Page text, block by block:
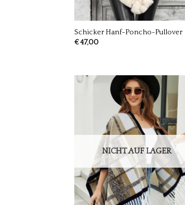
Schicker Hanf-Poncho-Pullover
€47,00
NICHT AUF LAGER